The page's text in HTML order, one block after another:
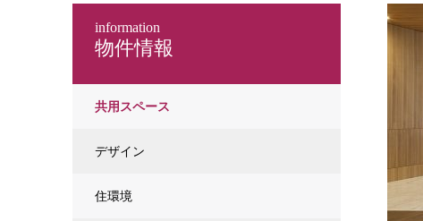
物件情報
information
共用スペース
デザイン
住環境